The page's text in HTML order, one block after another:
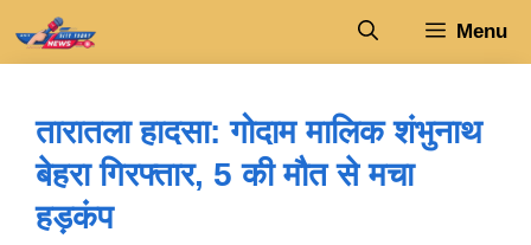
Menu
तारातला हादसा: गोदाम मालिक शंभुनाथ
बेहरा गिरफ्तार, 5 की मौत से मचा
हड़कंप